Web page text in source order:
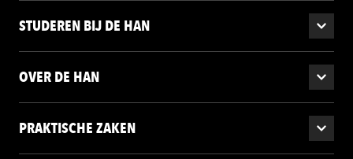
STUDEREN BIJ DE HAN
OVER DE HAN
PRAKTISCHE ZAKEN